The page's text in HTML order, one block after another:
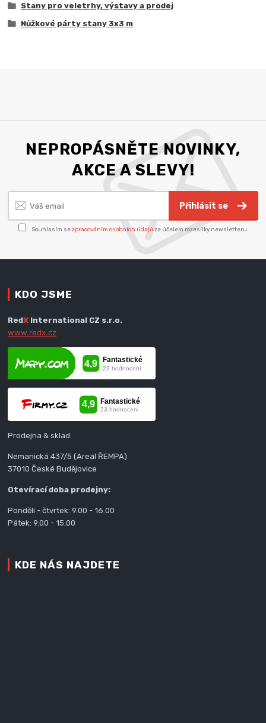
Stany pro veletrhy, výstavy a prodej
Nůžkové párty stany 3x3 m
NEPROPÁSNĚTE NOVINKY,
AKCE A SLEVY!
Přihlásit se
Souhlasím sezpracováním osobních údajů za účelem rozesílky newsletteru.
KDO JSME
RedX International CZ s.r.o.
www.redx.cz
Prodejna & sklad:
Nemanická 437/5 (Areál ŘEMPA)
37010 České Budějovice
Otevírací doba prodejny:
Pondělí - čtvrtek: 9.00 - 16.00
Pátek: 9.00 - 15.00
KDE NÁS NAJDETE